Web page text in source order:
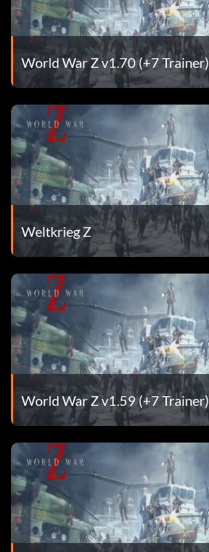
World War Z v1.70 (+7 Trainer)
Weltkrieg Z
World War Z v1.59 (+7 Trainer)